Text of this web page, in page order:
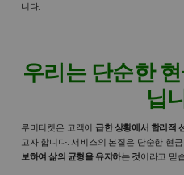
니다.
우리는 단순한
닙
루미티켓은 고객이 급한 상황에서 합리적
고자 합니다. 서비스의 본질은 단순한 현
보하여 삶의 균형을 유지하는 것이라고 믿